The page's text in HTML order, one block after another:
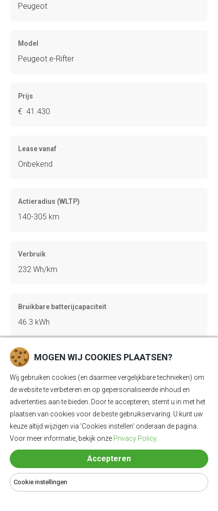
Peugeot
Model
Peugeot e-Rifter
Prijs
€ 41.430
Lease vanaf
Onbekend
Actieradius (WLTP)
140-305 km
Verbruik
232 Wh/km
Bruikbare batterijcapaciteit
46.3 kWh
Vermogen
100 kW (136 pk)
Acceleratie 0-100
11.7 sec
135 km/u
MOGEN WIJ COOKIES PLAATSEN?
Wij gebruiken cookies (en daarmee vergelijkbare technieken) om
de website te verbeteren en op gepersonaliseerde inhoud en
advertenties aan te bieden. Door te accepteren, stemt u in met het
plaatsen van cookies voor de beste gebruikservaring. U kunt uw
keuze altijd wijzigen via 'Cookies instellen' onderaan de pagina.
Voor meer informatie, bekijk onze Privacy Policy.
Accepteren
Cookie instellingen